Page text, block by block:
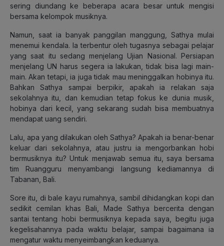
sering diundang ke beberapa acara besar untuk mengisi
bersama kelompok musiknya.
Namun, saat ia banyak panggilan manggung, Sathya mulai
menemui kendala. Ia terbentur oleh tugasnya sebagai pelajar
yang saat itu sedang menjelang Ujian Nasional. Persiapan
menjelang UN harus segera ia lakukan, tidak bisa lagi main-
main. Akan tetapi, ia juga tidak mau meninggalkan hobinya itu.
Bahkan Sathya sampai berpikir, apakah ia relakan saja
sekolahnya itu, dan kemudian tetap fokus ke dunia musik,
hobinya dari kecil, yang sekarang sudah bisa membuatnya
mendapat uang sendiri.
Lalu, apa yang dilakukan oleh Sathya? Apakah ia benar-benar
keluar dari sekolahnya, atau justru ia mengorbankan hobi
bermusiknya itu? Untuk menjawab semua itu, saya bersama
tim Ruangguru menyambangi langsung kediamannya di
Tabanan, Bali.
Sore itu, di bale kayu rumahnya, sambil dihidangkan kopi dan
sedikit cemilan khas Bali, Made Sathya bercerita dengan
santai tentang hobi bermusiknya kepada saya, begitu juga
kegelisahannya pada waktu belajar, sampai bagaimana ia
mengatur waktu menyeimbangkan keduanya.